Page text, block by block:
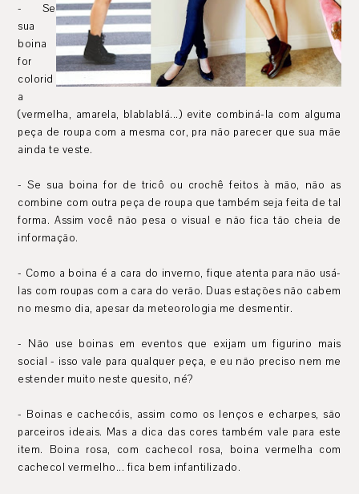
- Se
sua
boina
for
colorid
a
(vermelha, amarela, blablablá...) evite combiná-la com alguma
peça de roupa com a mesma cor, pra não parecer que sua mãe
ainda te veste.
- Se sua boina for de tricô ou crochê feitos à mão, não as
combine com outra peça de roupa que também seja feita de tal
forma. Assim você não pesa o visual e não fica tão cheia de
informação.
- Como a boina é a cara do inverno, fique atenta para não usá-
las com roupas com a cara do verão. Duas estações não cabem
no mesmo dia, apesar da meteorologia me desmentir.
- Não use boinas em eventos que exijam um figurino mais
social - isso vale para qualquer peça, e eu não preciso nem me
estender muito neste quesito, né?
- Boinas e cachecóis, assim como os lenços e echarpes, são
parceiros ideais. Mas a dica das cores também vale para este
item. Boina rosa, com cachecol rosa, boina vermelha com
cachecol vermelho... fica bem infantilizado.